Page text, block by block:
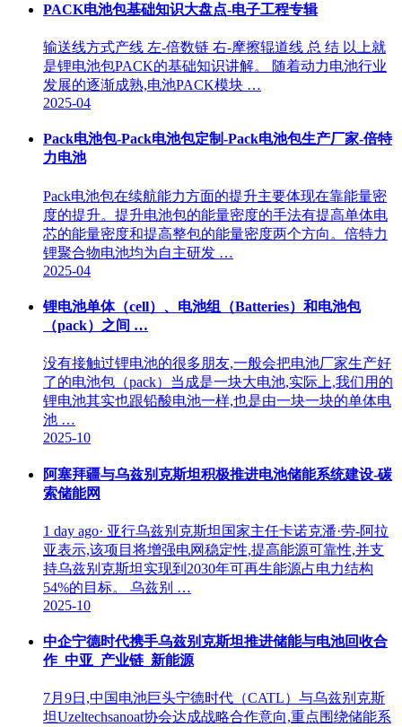
PACK电池包基础知识大盘点-电子工程专辑
输送线方式产线 左-倍数链 右-摩擦辊道线 总 结 以上就
是锂电池包PACK的基础知识讲解。 随着动力电池行业
发展的逐渐成熟,电池PACK模块 …
2025-04
Pack电池包-Pack电池包定制-Pack电池包生产厂家-倍特
力电池
Pack电池包在续航能力方面的提升主要体现在靠能量密
度的提升。提升电池包的能量密度的手法有提高单体电
芯的能量密度和提高整包的能量密度两个方向。倍特力
锂聚合物电池均为自主研发 …
2025-04
锂电池单体（cell）、电池组（Batteries）和电池包
（pack）之间 …
没有接触过锂电池的很多朋友,一般会把电池厂家生产好
了的电池包（pack）当成是一块大电池,实际上,我们用的
锂电池其实也跟铅酸电池一样,也是由一块一块的单体电
池 …
2025-10
阿塞拜疆与乌兹别克斯坦积极推进电池储能系统建设-碳
索储能网
1 day ago· 亚行乌兹别克斯坦国家主任卡诺克潘·劳-阿拉
亚表示,该项目将增强电网稳定性,提高能源可靠性,并支
持乌兹别克斯坦实现到2030年可再生能源占电力结构
54%的目标。 乌兹别 …
2025-10
中企宁德时代携手乌兹别克斯坦推进储能与电池回收合
作_中亚_产业链_新能源
7月9日,中国电池巨头宁德时代（CATL）与乌兹别克斯
坦Uzeltechsanoat协会达成战略合作意向,重点围绕储能系